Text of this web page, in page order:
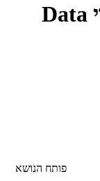
השוואה בין תכניות לימודי Data
פותח הנושא